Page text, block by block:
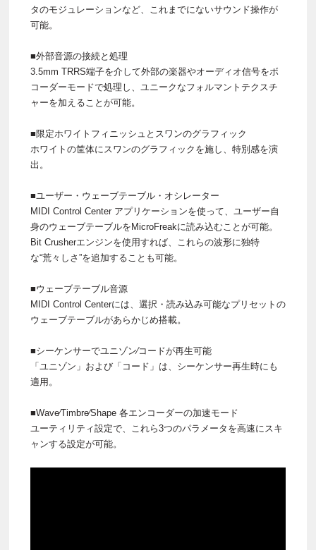
タのモジュレーションなど、これまでにないサウンド操作が
可能。
■外部⾳源の接続と処理
3.5mm TRRS端⼦を介して外部の楽器やオーディオ信号をボ
コーダーモードで処理し、ユニークなフォルマントテクスチ
ャーを加えることが可能。
■限定ホワイトフィニッシュとスワンのグラフィック
ホワイトの筐体にスワンのグラフィックを施し、特別感を演
出。
■ユーザー・ウェーブテーブル・オシレーター
MIDI Control Center アプリケーションを使って、ユーザー⾃
⾝のウェーブテーブルをMicroFreakに読み込むことが可能。
Bit Crusherエンジンを使⽤すれば、これらの波形に独特
な“荒々しさ”を追加することも可能。
■ウェーブテーブル⾳源
MIDI Control Centerには、選択・読み込み可能なプリセットの
ウェーブテーブルがあらかじめ搭載。
■シーケンサーでユニゾン∕コードが再⽣可能
「ユニゾン」および「コード」は、シーケンサー再⽣時にも
適⽤。
■Wave∕Timbre∕Shape 各エンコーダーの加速モード
ユーティリティ設定で、これら3つのパラメータを⾼速にスキ
ャンする設定が可能。